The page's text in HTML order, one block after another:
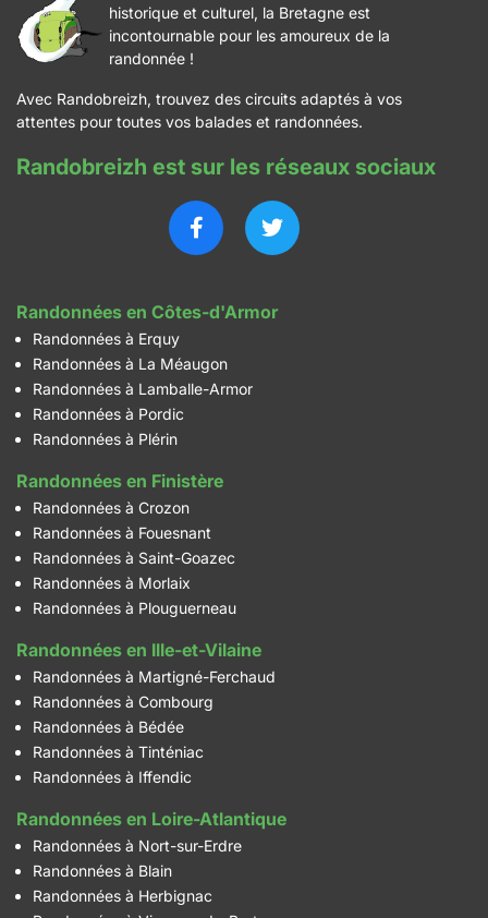
historique et culturel, la Bretagne est
incontournable pour les amoureux de la
randonnée !
Avec Randobreizh, trouvez des circuits adaptés à vos
attentes pour toutes vos balades et randonnées.
Randobreizh est sur les réseaux sociaux
Randonnées en Côtes-d'Armor
Randonnées à Erquy
Randonnées à La Méaugon
Randonnées à Lamballe-Armor
Randonnées à Pordic
Randonnées à Plérin
Randonnées en Finistère
Randonnées à Crozon
Randonnées à Fouesnant
Randonnées à Saint-Goazec
Randonnées à Morlaix
Randonnées à Plouguerneau
Randonnées en Ille-et-Vilaine
Randonnées à Martigné-Ferchaud
Randonnées à Combourg
Randonnées à Bédée
Randonnées à Tinténiac
Randonnées à Iffendic
Randonnées en Loire-Atlantique
Randonnées à Nort-sur-Erdre
Randonnées à Blain
Randonnées à Herbignac